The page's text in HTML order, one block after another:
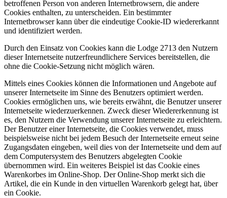
betroffenen Person von anderen Internetbrowsern, die andere
Cookies enthalten, zu unterscheiden. Ein bestimmter
Internetbrowser kann über die eindeutige Cookie-ID wiedererkannt
und identifiziert werden.
Durch den Einsatz von Cookies kann die Lodge 2713 den Nutzern
dieser Internetseite nutzerfreundlichere Services bereitstellen, die
ohne die Cookie-Setzung nicht möglich wären.
Mittels eines Cookies können die Informationen und Angebote auf
unserer Internetseite im Sinne des Benutzers optimiert werden.
Cookies ermöglichen uns, wie bereits erwähnt, die Benutzer unserer
Internetseite wiederzuerkennen. Zweck dieser Wiedererkennung ist
es, den Nutzern die Verwendung unserer Internetseite zu erleichtern.
Der Benutzer einer Internetseite, die Cookies verwendet, muss
beispielsweise nicht bei jedem Besuch der Internetseite erneut seine
Zugangsdaten eingeben, weil dies von der Internetseite und dem auf
dem Computersystem des Benutzers abgelegten Cookie
übernommen wird. Ein weiteres Beispiel ist das Cookie eines
Warenkorbes im Online-Shop. Der Online-Shop merkt sich die
Artikel, die ein Kunde in den virtuellen Warenkorb gelegt hat, über
ein Cookie.